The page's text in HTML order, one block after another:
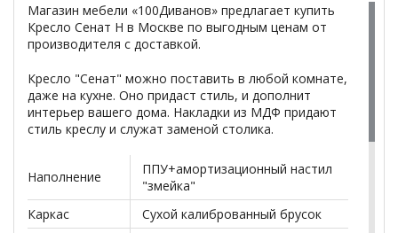
Магазин мебели «100Диванов» предлагает купить
Кресло Сенат Н в Москве по выгодным ценам от
производителя с доставкой.
Кресло "Сенат" можно поставить в любой комнате,
даже на кухне. Оно придаст стиль, и дополнит
интерьер вашего дома. Накладки из МДФ придают
стиль креслу и служат заменой столика.
Наполнение
ППУ+амортизационный настил
"змейка"
Каркас
Сухой калиброванный брусок